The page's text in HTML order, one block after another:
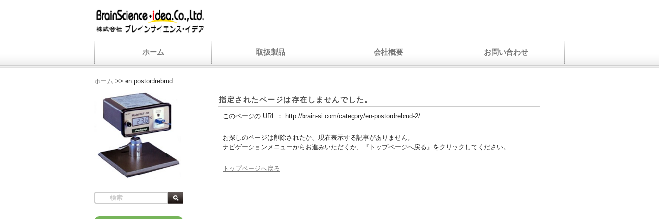
ホーム 取扱製品 会社概要 お問い合わせ
ホーム >> en postordrebrud
指定されたページは存在しませんでした。
このページの URL ： http://brain-si.com/category/en-postordrebrud-2/
お探しのページは削除されたか、現在表示する記事がありません。
ナビゲーションメニューからお進みいただくか、『トップページへ戻る』をクリックしてください。
トップページへ戻る